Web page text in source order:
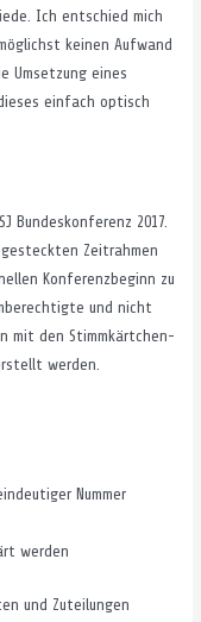
Ich entschied mich
keinen Aufwand
Umsetzung eines
einfach optisch
Bundeskonferenz 2017.
Zeitrahmen
Konferenzbeginn zu
und nicht
mit den Stimmkärtchen-
werden.
Nummer
werden
und Zuteilungen